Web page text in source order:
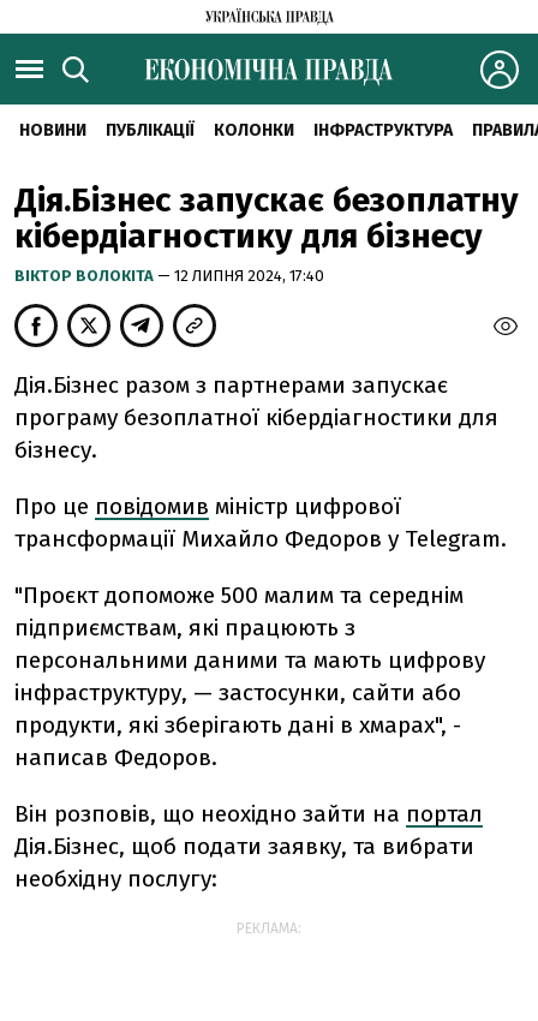
НОВИНИ ПУБЛІКАЦІЇ КОЛОНКИ ІНФРАСТРУКТУРА
Дія.Бізнес запускає безоплатну
кібердіагностику для бізнесу
ВІКТОР ВОЛОКІТА — 12 ЛИПНЯ 2024, 17:40
Дія.Бізнес разом з партнерами запускає
програму безоплатної кібердіагностики для
бізнесу.
Про це повідомив міністр цифрової
трансформації Михайло Федоров у Telegram.
"Проєкт допоможе 500 малим та середнім
підприємствам, які працюють з
персональними даними та мають цифрову
інфраструктуру, — застосунки, сайти або
продукти, які зберігають дані в хмарах", -
написав Федоров.
Він розповів, що неохідно зайти на портал
Дія.Бізнес, щоб подати заявку, та вибрати
необхідну послугу:
РЕКЛАМА: